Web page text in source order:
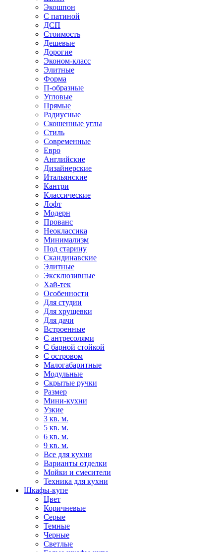
Экошпон
С патиной
ДСП
Стоимость
Дешевые
Дорогие
Эконом-класс
Элитные
Форма
П-образные
Угловые
Прямые
Радиусные
Скошенные углы
Стиль
Современные
Евро
Английские
Дизайнерские
Итальянские
Кантри
Классические
Лофт
Модерн
Прованс
Неоклассика
Минимализм
Под старину
Скандинавские
Элитные
Эксклюзивные
Хай-тек
Особенности
Для студии
Для хрущевки
Для дачи
Встроенные
С антресолями
С барной стойкой
С островом
Малогабаритные
Модульные
Скрытые ручки
Размер
Мини-кухни
Узкие
3 кв. м.
5 кв. м.
6 кв. м.
9 кв. м.
Все для кухни
Варианты отделки
Мойки и смесители
Техника для кухни
Шкафы-купе
Цвет
Коричневые
Серые
Темные
Черные
Светлые